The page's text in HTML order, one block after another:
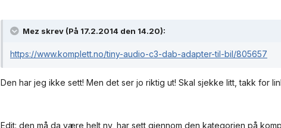
Mez skrev (På 17.2.2014 den 14.20):
https://www.komplett.no/tiny-audio-c3-dab-adapter-til-bil/805657
Den har jeg ikke sett! Men det ser jo riktig ut! Skal sjekke litt, takk for
Edit: den må da være helt ny, har sett gjennom den kategorien på